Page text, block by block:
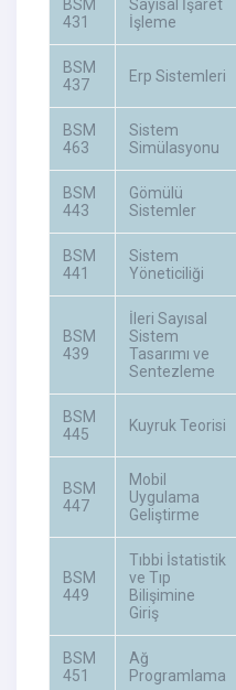
BSM
431
Sayısal İşaret
İşleme
BSM
437
Erp Sistemleri
BSM
463
Sistem
Simülasyonu
BSM
443
Gömülü
Sistemler
BSM
441
Sistem
Yöneticiliği
BSM
439
İleri Sayısal
Sistem
Tasarımı ve
Sentezleme
BSM
445
Kuyruk Teorisi
BSM
447
Mobil
Uygulama
Geliştirme
BSM
449
Tıbbi İstatistik
ve Tıp
Bilişimine
Giriş
BSM
451
Ağ
Programlama